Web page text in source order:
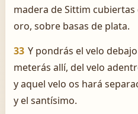
madera de Sittim
oro, sobre basas de plata.
33 Y pondrás el velo
meterás allí, del velo
y aquel velo os hará
y el santísimo.